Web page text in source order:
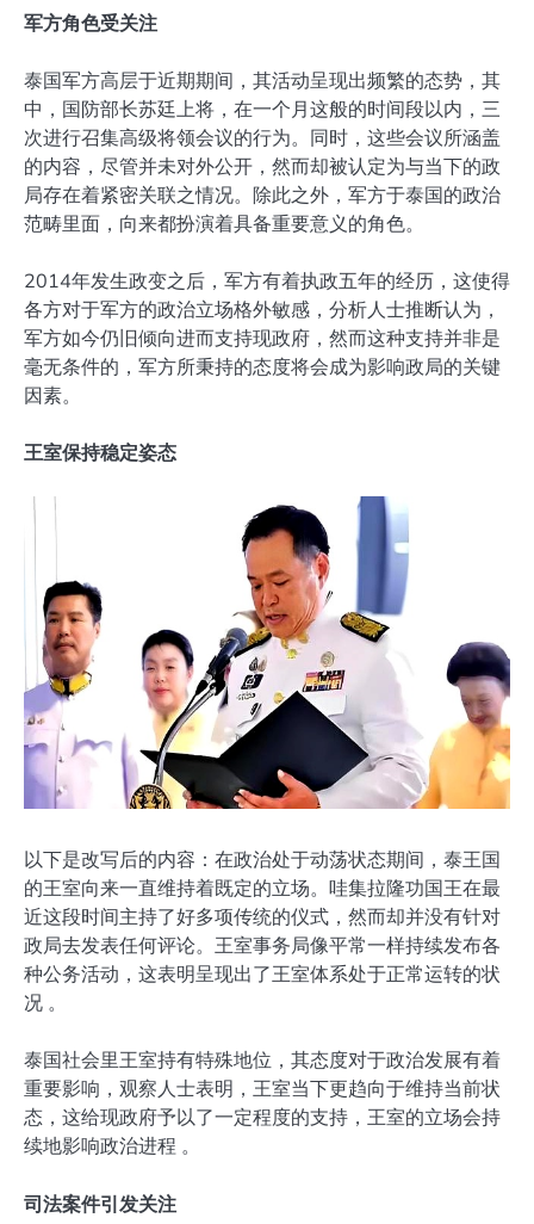
军方角色受关注
泰国军方高层于近期期间，其活动呈现出频繁的态势，其
中，国防部长苏廷上将，在一个月这般的时间段以内，三
次进行召集高级将领会议的行为。同时，这些会议所涵盖
的内容，尽管并未对外公开，然而却被认定为与当下的政
局存在着紧密关联之情况。除此之外，军方于泰国的政治
范畴里面，向来都扮演着具备重要意义的角色。
2014年发生政变之后，军方有着执政五年的经历，这使得
各方对于军方的政治立场格外敏感，分析人士推断认为，
军方如今仍旧倾向进而支持现政府，然而这种支持并非是
毫无条件的，军方所秉持的态度将会成为影响政局的关键
因素。
王室保持稳定姿态
以下是改写后的内容：在政治处于动荡状态期间，泰王国
的王室向来一直维持着既定的立场。哇集拉隆功国王在最
近这段时间主持了好多项传统的仪式，然而却并没有针对
政局去发表任何评论。王室事务局像平常一样持续发布各
种公务活动，这表明呈现出了王室体系处于正常运转的状
况 。
泰国社会里王室持有特殊地位，其态度对于政治发展有着
重要影响，观察人士表明，王室当下更趋向于维持当前状
态，这给现政府予以了一定程度的支持，王室的立场会持
续地影响政治进程 。
司法案件引发关注